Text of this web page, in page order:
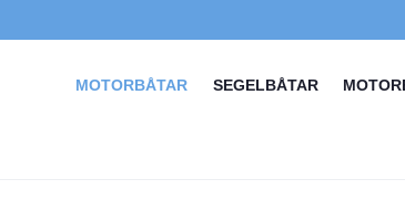
MOTORBÅTAR SEGELBÅTAR